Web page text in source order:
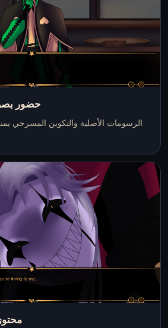
حضور
الرسومات الأصلية والتكوين المسرحي
محتوى 18+ مظلم